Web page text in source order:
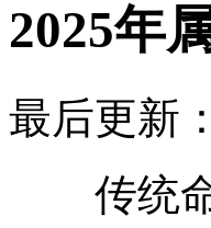
2025年
最后更新
传统命